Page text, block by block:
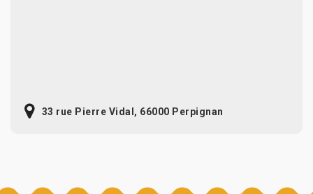
33 rue Pierre Vidal, 66000 Perpignan